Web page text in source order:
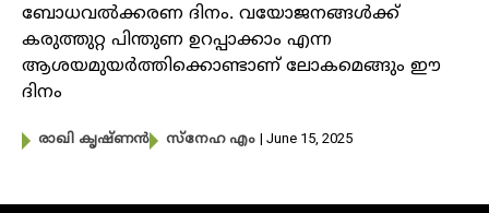
ബോധവൽക്കരണ ദിനം. വയോജനങ്ങൾക്ക്
കരുത്തുറ്റ പിന്തുണ ഉറപ്പാക്കാം എന്ന
ആശയമുയർത്തിക്കൊണ്ടാണ് ലോകമെങ്ങും ഈ
ദിനം
രാഖി കൃഷ്ണൻ സ്നേഹ എം | June 15, 2025